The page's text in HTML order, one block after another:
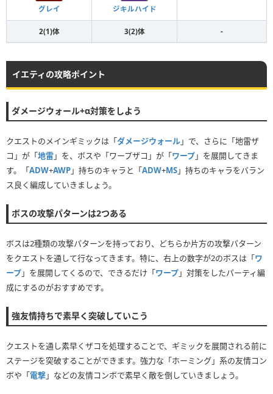
グレイ ジキルハイド
2(1)体 3(2)体 -
イエティの攻略ポイント
ダメージウォール+α対策をしよう
クエストのメインギミックは「ダメージウォール」で、さらに「地雷ザ
コ」が「地雷」を、ボスや「ワープザコ」が「ワープ」を展開してきま
す。「ADW+AWP」持ちのキャラと「ADW+MS」持ちのキャラをバラン
ス良く編成していきましょう。
ボスの攻撃パターンは2つある
ボスは2種類の攻撃パターンを持っており、どちらか片方の攻撃パターン
をクエストを通して行なってきます。特に、右上の数字が2のボスは「ワ
ープ」を展開してくるので、できるだけ「ワープ」対策をしたパーティ編
成にするのがおすすめです。
強友情持ちで素早く突破していこう
クエストを通し素早くザコを処理することで、ギミックを展開される前に
ステージを突破することができます。強力な「ホーミング」系の友情コン
ボや「電撃」などの友情コンボで素早く敵を倒していきましょう。